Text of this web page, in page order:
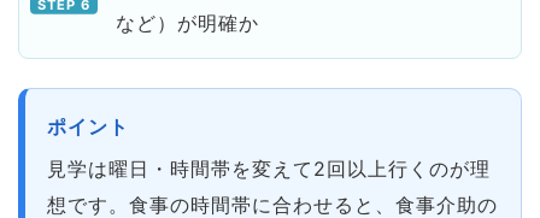
など）が明確か
ポイント
見学は曜日・時間帯を変えて2回以上行くのが理
想です。食事の時間帯に合わせると、食事介助の